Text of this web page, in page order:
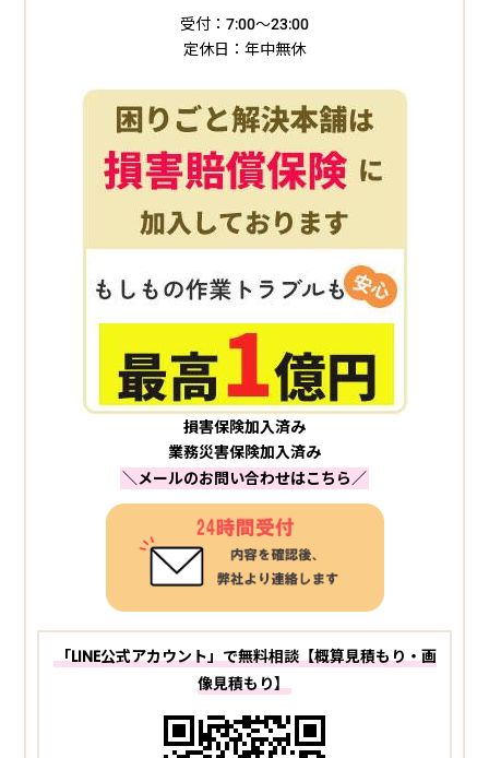
受付：7:00～23:00
定休日：年中無休
損害保険加入済み
業務災害保険加入済み
＼メールのお問い合わせはこちら／
「LINE公式アカウント」で無料相談【概算見積もり・画
像見積もり】